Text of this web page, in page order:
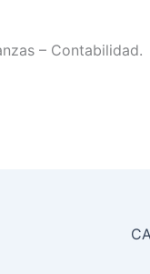
– Contabilidad.